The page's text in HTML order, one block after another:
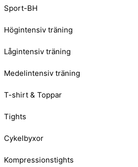
Sport-BH
Högintensiv träning
Lågintensiv träning
Medelintensiv träning
T-shirt & Toppar
Tights
Cykelbyxor
Kompressionstights